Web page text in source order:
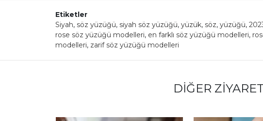
Etiketler
Siyah, söz yüzüğü, siyah söz yüzüğü, yüzük, söz, yüzüğü,
rose söz yüzüğü modelleri, en farklı söz yüzüğü modelleri,
modelleri, zarif söz yüzüğü modelleri
DIĞER